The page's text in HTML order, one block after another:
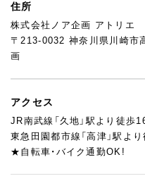
だと思います。
20代から50代まで一緒に働い
ことはなくて、和気あいあい
朝は8時スタートで残業もほ
からだと思っています。
住所
株式会社ノア企画 アトリエ
〒213-0032 神奈川県川崎市
画
アクセス
JR南武線「久地」駅より徒歩
東急田園都市線「高津」駅よ
★自転車・バイク通勤OK!